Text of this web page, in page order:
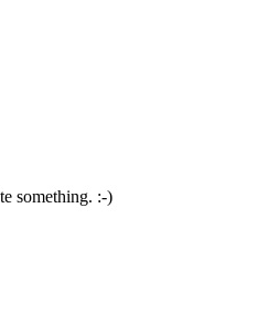
something. :-)